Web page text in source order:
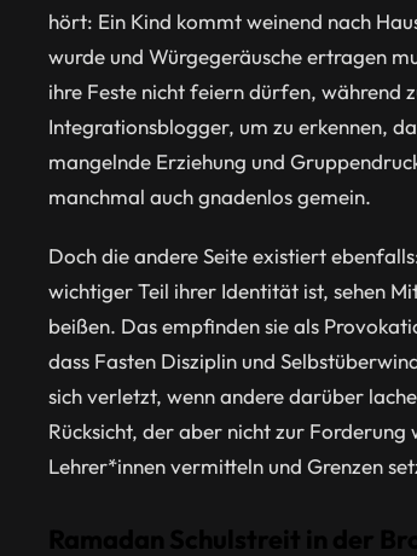
hört: Ein Kind kommt weinend nach
wurde und Würgegeräusche ertragen
ihre Feste nicht feiern dürfen, während
Integrationsblogger, um zu erkennen,
mangelnde Erziehung und
manchmal auch gnadenlos gemein.
Doch die andere Seite existiert
wichtiger Teil ihrer Identität ist, sehen
beißen. Das empfinden sie als
dass Fasten Disziplin und
sich verletzt, wenn andere darüber
Rücksicht, der aber nicht zur
Lehrer*innen vermitteln und Grenzen